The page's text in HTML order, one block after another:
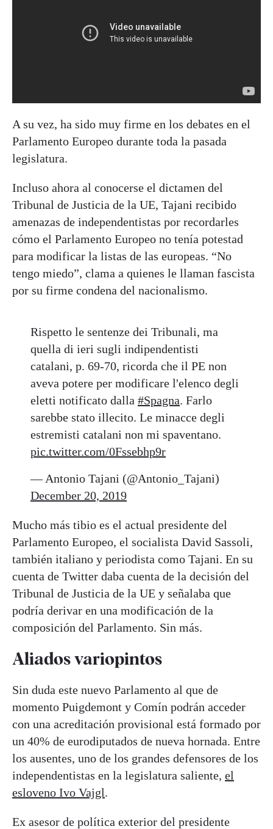
A su vez, ha sido muy firme en los debates en el
Parlamento Europeo durante toda la pasada
legislatura.
Incluso ahora al conocerse el dictamen del
Tribunal de Justicia de la UE, Tajani recibido
amenazas de independentistas por recordarles
cómo el Parlamento Europeo no tenía potestad
para modificar la listas de las europeas. “No
tengo miedo”, clama a quienes le llaman fascista
por su firme condena del nacionalismo.
Rispetto le sentenze dei Tribunali, ma
quella di ieri sugli indipendentisti
catalani, p. 69-70, ricorda che il PE non
aveva potere per modificare l'elenco degli
eletti notificato dalla #Spagna. Farlo
sarebbe stato illecito. Le minacce degli
estremisti catalani non mi spaventano.
pic.twitter.com/0Fssebhp9r
— Antonio Tajani (@Antonio_Tajani)
December 20, 2019
Mucho más tibio es el actual presidente del
Parlamento Europeo, el socialista David Sassoli,
también italiano y periodista como Tajani. En su
cuenta de Twitter daba cuenta de la decisión del
Tribunal de Justicia de la UE y señalaba que
podría derivar en una modificación de la
composición del Parlamento. Sin más.
Aliados variopintos
Sin duda este nuevo Parlamento al que de
momento Puigdemont y Comín podrán acceder
con una acreditación provisional está formado por
un 40% de eurodiputados de nueva hornada. Entre
los ausentes, uno de los grandes defensores de los
independentistas en la legislatura saliente, el
esloveno Ivo Vajgl.
Ex asesor de política exterior del presidente